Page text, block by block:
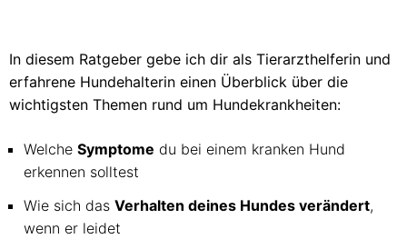
In diesem Ratgeber gebe ich dir als Tierarzthelferin und
erfahrene Hundehalterin einen Überblick über die
wichtigsten Themen rund um Hundekrankheiten:
Welche Symptome du bei einem kranken Hund
erkennen solltest
Wie sich das Verhalten deines Hundes verändert,
wenn er leidet